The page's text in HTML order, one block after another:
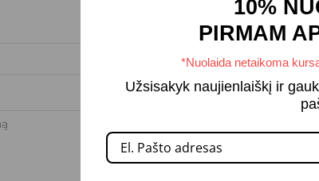
10%
PIRMAM
*Nuolaida netaikoma
Užsisakyk naujienlaiškį ir